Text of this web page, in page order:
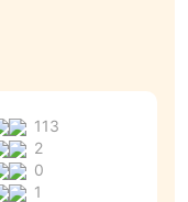
113
2
0
1